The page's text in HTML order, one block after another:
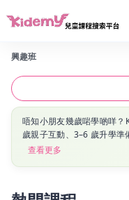
興趣班
唔知小朋友幾歲啱學啲咩
歲親子互動、3–6 歲升學準
家長對應子女發展階段選擇
查看更多